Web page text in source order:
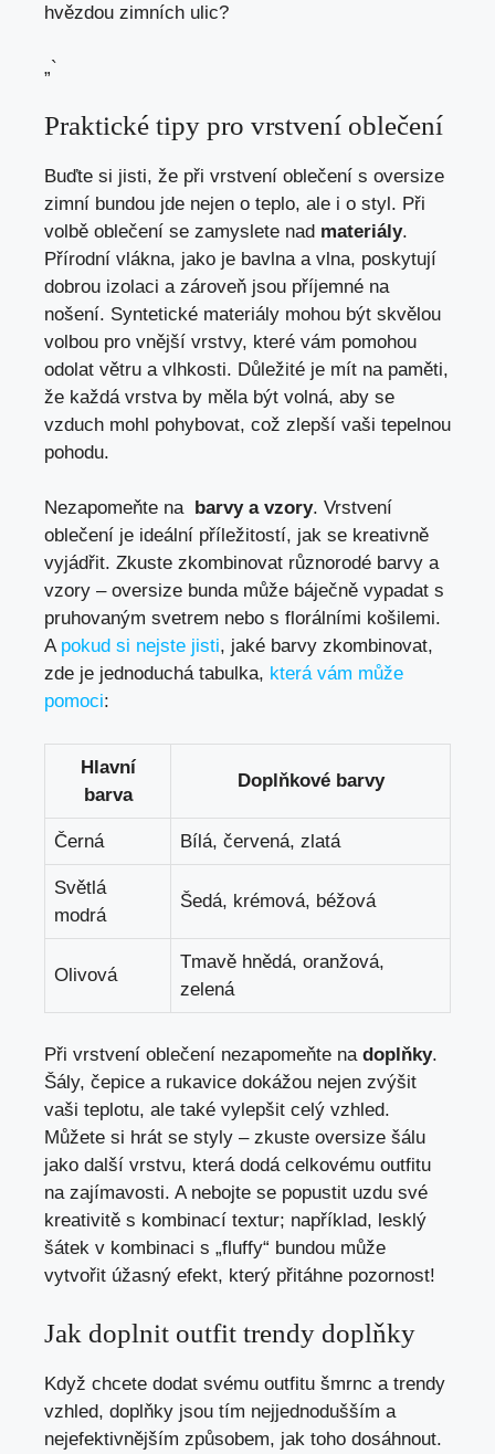
hvězdou zimních ulic?
„`
Praktické tipy pro vrstvení oblečení
Buďte si jisti, že při vrstvení oblečení s oversize
zimní bundou jde nejen o teplo, ale i o styl. Při
volbě oblečení se zamyslete​ nad materiály.
Přírodní⁤ vlákna, jako je bavlna a vlna, poskytují
dobrou izolaci a ⁣zároveň jsou příjemné na
nošení. Syntetické materiály mohou být skvělou
volbou pro‌ vnější vrstvy, které vám pomohou
odolat větru‍ a vlhkosti. Důležité je​ mít na paměti,
že každá vrstva by měla být volná, aby se
vzduch mohl pohybovat, což zlepší vaši ‌tepelnou
pohodu.
Nezapomeňte na ​ barvy a vzory. Vrstvení
oblečení je ideální příležitostí, jak se kreativně
vyjádřit.⁣ Zkuste zkombinovat různorodé barvy a
vzory – oversize bunda může báječně vypadat s
pruhovaným svetrem nebo s florálními košilemi.
A pokud si nejste jisti, jaké barvy zkombinovat,
zde‌ je jednoduchá tabulka, která vám může
pomoci:
Hlavní
barva
Doplňkové barvy
Černá Bílá, červená, zlatá
Světlá
modrá
Šedá, krémová, béžová
Olivová
Tmavě hnědá, oranžová,
zelená
Při vrstvení oblečení nezapomeňte na doplňky.
Šály, čepice a rukavice dokážou nejen zvýšit
vaši teplotu, ale také vylepšit celý ⁤vzhled.
Můžete si hrát se styly – zkuste oversize šálu
jako další vrstvu, která dodá celkovému outfitu
na zajímavosti. A nebojte se popustit uzdu ‍své
kreativitě s kombinací textur; například, lesklý
šátek v kombinaci⁣ s „fluffy“ bundou‍ může
vytvořit úžasný⁣ efekt,‍ který‍ přitáhne pozornost!
Jak doplnit outfit trendy doplňky
Když chcete​ dodat svému⁢ outfitu šmrnc a trendy
vzhled, doplňky⁢ jsou tím nejjednodušším a
nejefektivnějším‌ způsobem, jak toho dosáhnout.